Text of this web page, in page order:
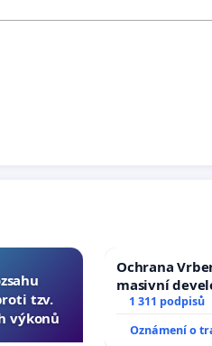
tzv.
výkonů
Ochrana
masivní
1 311 podpisů
Oznámení o